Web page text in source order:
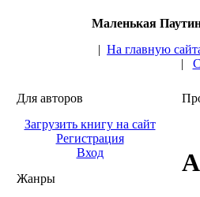
Маленькая
| На главную
|
Для авторов
Загрузить книгу на сайт
Регистрация
Вход
Жанры